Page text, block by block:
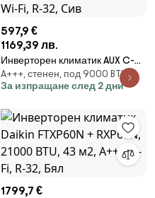
597,9 €
1169,39 лв.
Инверторен климатик AUX C-
PRO ASW-H12C5A4/FQAR3DI-
D0, 12000 BTU, 26 м2, А+++, Wi-
A+++, стенен, под 9000 BTU
За изпращане след 2 дни
1799,7 €